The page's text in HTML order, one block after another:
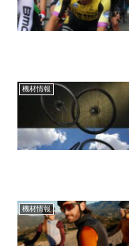
機材情報
機材情報